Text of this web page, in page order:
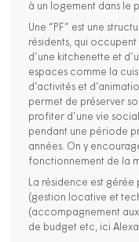
à un logement dans le
Une “PF” est une
résidents, qui
d’une kitchenette et
espaces comme la
d’activités et
permet de préserver
profiter d’une vie
pendant une période
années. On y
fonctionnement de la
La résidence est
(gestion locative et
(accompagnement
de budget etc, ici